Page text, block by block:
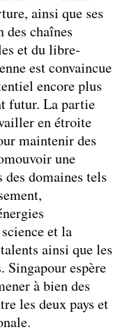
ainsi que ses
chaînes
et du libre-
est convaincue
encore plus
futur. La partie
en étroite
maintenir des
une
domaines tels
et la
ainsi que les
Singapour espère
à bien des
les deux pays et